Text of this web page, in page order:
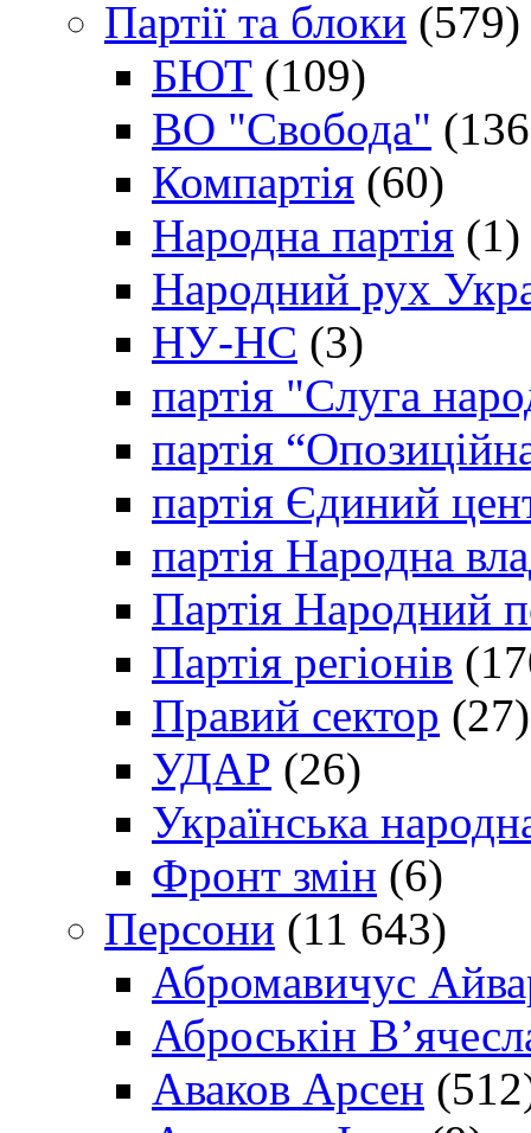
Партії та блоки (579)
БЮТ (109)
ВО "Свобода"
Компартія (60)
Народна партія (1)
Народний рух
НУ-НС (3)
партія "Слуга
партія
партія Єдиний
партія Народна
Партія Народний
Партія регіонів
Правий сектор (27)
УДАР (26)
Українська
Фронт змін (6)
Персони (11 643)
Абромавичус
Аброськін
Аваков Арсен